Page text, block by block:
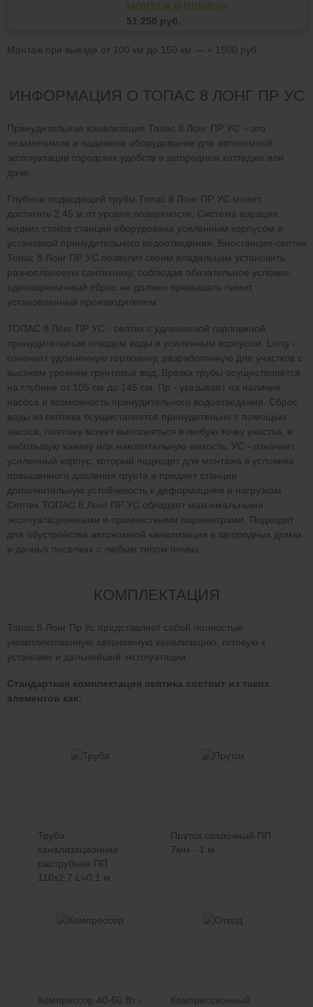
МОНТАЖ В ПЛЫВУН
51 250 руб.
Монтаж при выезде от 100 км до 150 км — + 1500 руб.
ИНФОРМАЦИЯ О ТОПАС 8 ЛОНГ ПР УС
Принудительная канализация Топас 8 Лонг ПР УС – это
незаменимое и надежное оборудование для автономной
эксплуатации городских удобств в загородном коттедже или
даче.
Глубина подводящей трубы Топас 8 Лонг ПР УС может
достигать 2,45 м от уровня поверхности. Система аэрации
жидких стоков станции оборудована усиленным корпусом и
установкой принудительного водоотведения. Биостанция-септик
Топас 8 Лонг ПР УС позволит своим владельцам установить
разноплановую сантехнику, соблюдая обязательное условие:
единовременный сброс не должен превышать лимит,
установленный производителем.
ТОПАС 8 Лонг ПР УС - септик с удлиненной горловиной,
принудительным отводом воды и усиленным корпусом. Long -
означает удлиненную горловину, разработанную для участков с
высоким уровнем грунтовых вод. Врезка трубы осуществляется
на глубине от 105 см до 145 см. Пр - указывает на наличие
насоса и возможность принудительного водоотведения. Сброс
воды из септика осуществляется принудительно с помощью
насоса, поэтому может выполняться в любую точку участка, в
небольшую канаву или накопительную емкость. УС - означает
усиленный корпус, который подходит для монтажа в условиях
повышенного давления грунта и придает станции
дополнительную устойчивость к деформациям и нагрузкам.
Септик ТОПАС 8 Лонг ПР УС обладает максимальными
эксплуатационными и прочностными параметрами. Подходит
для обустройства автономной канализации в загородных домах
и дачных поселках с любым типом почвы.
КОМПЛЕКТАЦИЯ
Топас 8 Лонг Пр Ус представляет собой полностью
укомплектованную автономную канализацию, готовую к
установке и дальнейшей эксплуатации.
Стандартная комплектация септика состоит из таких
элементов как:
Труба
канализационная
раструбная ПП
110х2,7 L=0,1 м
Пруток сварочный ПП
7мм - 1 м
Компрессор 40-60 Вт - Компрессионный